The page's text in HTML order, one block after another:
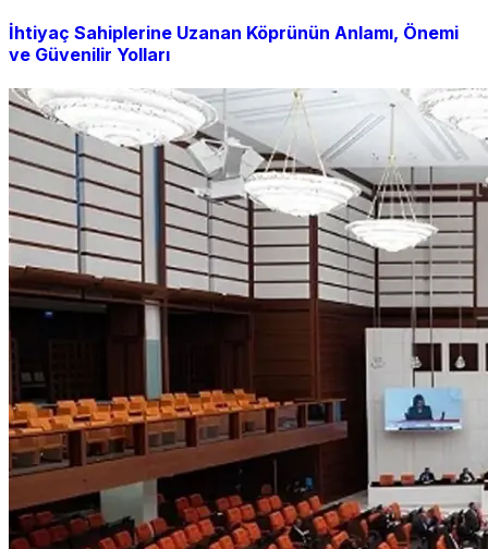
İhtiyaç Sahiplerine Uzanan Köprünün Anlamı, Önemi
ve Güvenilir Yolları